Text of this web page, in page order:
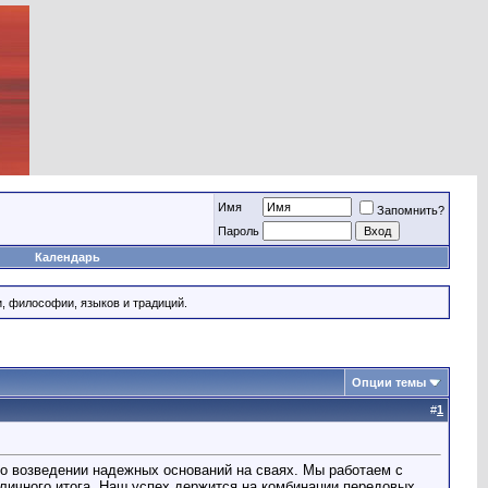
Имя
Запомнить?
Пароль
Календарь
философии, языков и традиций.
Опции темы
#1
возведении надежных оснований на сваях. Мы работаем с